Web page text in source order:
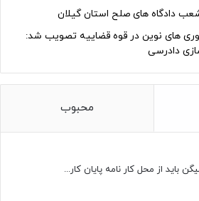
دادگاه های صلح استان گیلان
های نوین در قوه قضاییه تصویب شد:
دادرسی
محبوب
باید از محل کار نامه پایان کار...